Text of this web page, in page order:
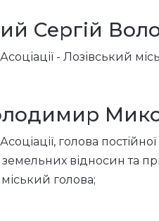
Сергій
- Лозівський
голова
земельних відносин та
голова;